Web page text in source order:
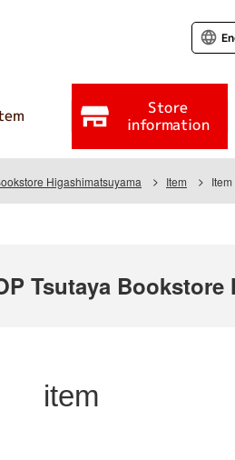
Store
information
Higashimatsuyama Item
Tsutaya
item